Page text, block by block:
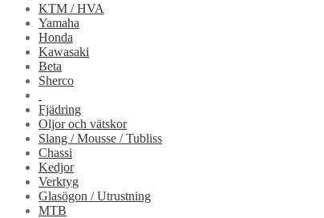
KTM / HVA
Yamaha
Honda
Kawasaki
Beta
Sherco
Fjädring
Oljor och vätskor
Slang / Mousse / Tubliss
Chassi
Kedjor
Verktyg
Glasögon / Utrustning
MTB